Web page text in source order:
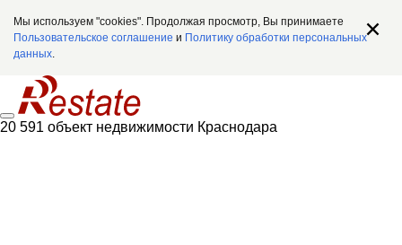
Мы используем "cookies". Продолжая просмотр, Вы принимаете
Пользовательское соглашение и Политику обработки персональных
данных.
20 591 объект недвижимости Краснодара